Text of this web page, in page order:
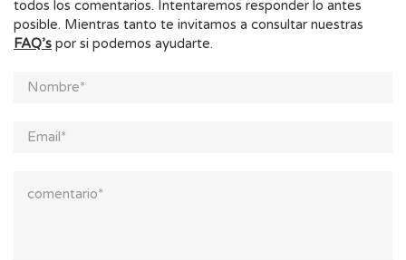
todos los comentarios. Intentaremos responder lo antes
posible. Mientras tanto te invitamos a consultar nuestras
FAQ’s por si podemos ayudarte.